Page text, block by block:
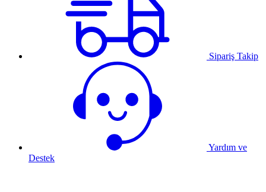
Sipariş Takip
Yardım ve
Destek